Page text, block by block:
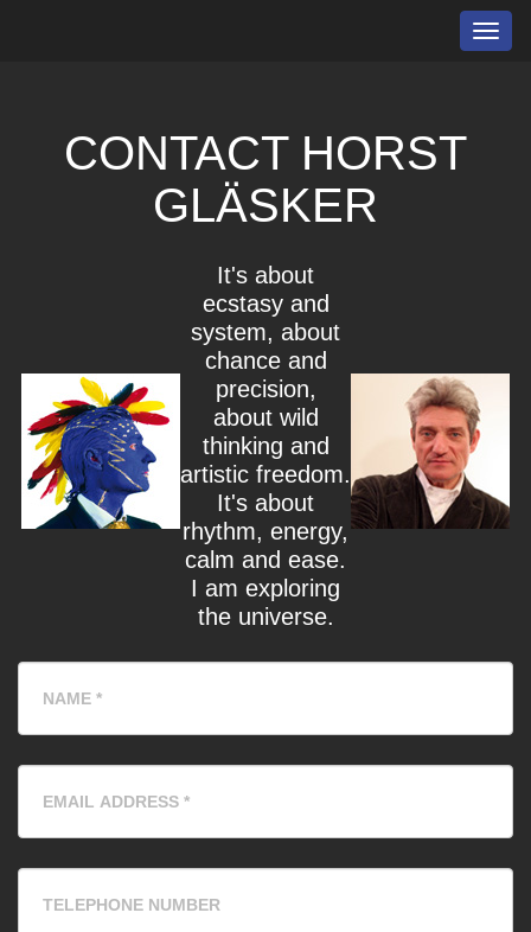
CONTACT HORST
GLÄSKER
It's about
ecstasy and
system, about
chance and
precision,
about wild
thinking and
artistic freedom.
It's about
rhythm, energy,
calm and ease.
I am exploring
the universe.